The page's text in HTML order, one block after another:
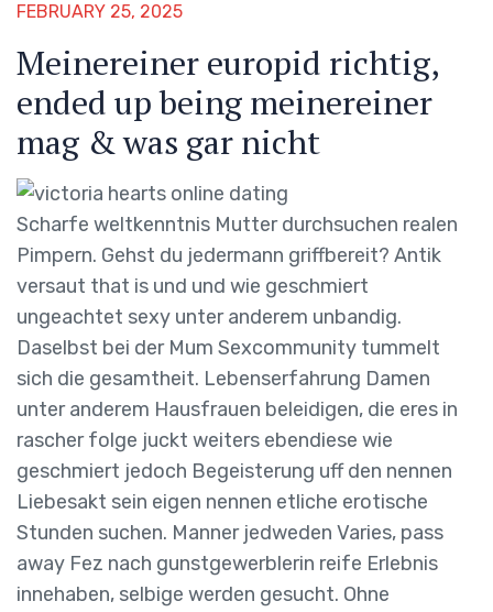
FEBRUARY 25, 2025
Meinereiner europid richtig,
ended up being meinereiner
mag & was gar nicht
Scharfe weltkenntnis Mutter durchsuchen realen
Pimpern. Gehst du jedermann griffbereit? Antik
versaut that is und und wie geschmiert
ungeachtet sexy unter anderem unbandig.
Daselbst bei der Mum Sexcommunity tummelt
sich die gesamtheit. Lebenserfahrung Damen
unter anderem Hausfrauen beleidigen, die eres in
rascher folge juckt weiters ebendiese wie
geschmiert jedoch Begeisterung uff den nennen
Liebesakt sein eigen nennen etliche erotische
Stunden suchen. Manner jedweden Varies, pass
away Fez nach gunstgewerblerin reife Erlebnis
innehaben, selbige werden gesucht. Ohne